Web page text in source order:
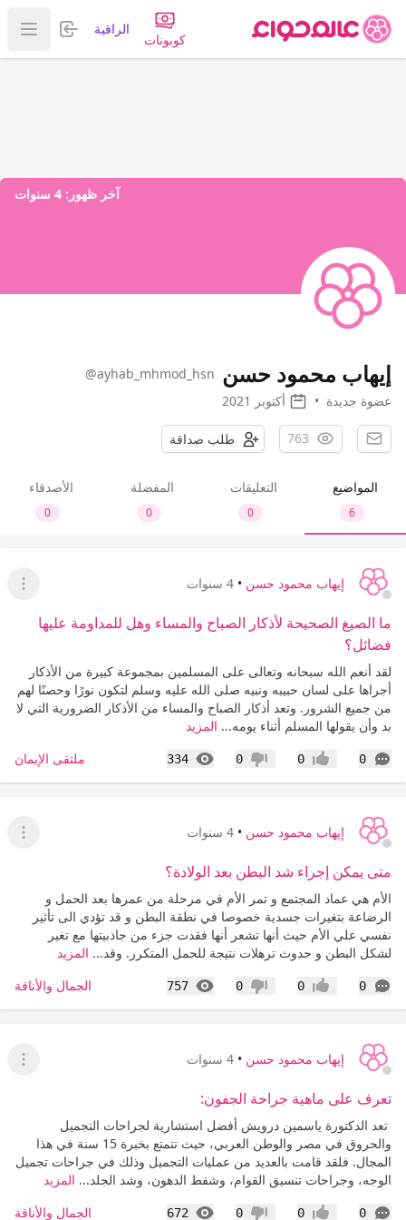
كوبونات
الراقية تسجيل
عرض
آخر ظهور: 4 سنوات
إيهاب محمود حسن @ayhab_mhmod_hsn
عضوة جديدة • أكتوبر 2021
763 طلب صداقة
المواضيع
6
التعليقات
0
المفضلة
0
الأصدقاء
0
إيهاب محمود حسن • 4 سنوات
عرض
ما الصيغ الصحيحة لأذكار الصباح والمساء وهل للمداومة عليها
فضائل؟
لقد أنعم الله سبحانه وتعالى على المسلمين بمجموعة كبيرة من الأذكار
أجراها على لسان حبيبه ونبيه صلى الله عليه وسلم لتكون نورًا وحصنًا لهم
من جميع الشرور. وتعد أذكار الصباح والمساء من الأذكار الضرورية التي لا
بد وأن يقولها المسلم أثناء يومه... المزيد
0
التعليقات إعجاب0 عدم إعجاب
0
334
المشاهدات ملتقى الإيمان
إيهاب محمود حسن • 4 سنوات
عرض
متى يمكن إجراء شد البطن بعد الولادة؟
الأم هي عماد المجتمع و تمر الأم في مرحلة من عمرها بعد الحمل و
الرضاعة بتغيرات جسدية خصوصا في نطقة البطن و قد تؤدي الى تأثير
نفسي علي الأم حيث أنها تشعر أنها فقدت جزء من جاذبيتها مع تغير
لشكل البطن و حدوث ترهلات نتيجة للحمل المتكرر. وقد... المزيد
0
التعليقات إعجاب0 عدم إعجاب
0
757
المشاهدات الجمال والأناقة
إيهاب محمود حسن • 4 سنوات
عرض
تعرف على ماهية جراحة الجفون:
تعد الدكتورة ياسمين درويش أفضل استشارية لجراحات التجميل
والحروق في مصر والوطن العربي، حيث تتمتع بخبرة 15 سنة في هذا
المجال. فلقد قامت بالعديد من عمليات التجميل وذلك في جراحات تجميل
الوجه، وجراحات تنسيق القوام، وشفط الدهون، وشد الجلد... المزيد
0
التعليقات 0
0
672
المشاهدات الجمال والأناقة